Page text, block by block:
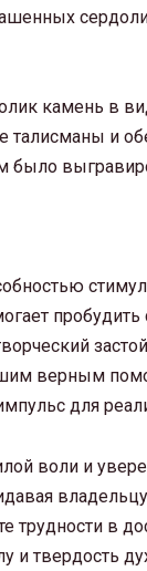
камень в
талисманы и
было
верным
для
воли и
трудности в
твердость